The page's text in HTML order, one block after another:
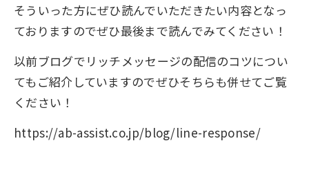
そういった方にぜひ読んでいただきたい内容となっ
ておりますのでぜひ最後まで読んでみてください！
以前ブログでリッチメッセージの配信のコツについ
てもご紹介していますのでぜひそちらも併せてご覧
ください！
https://ab-assist.co.jp/blog/line-response/